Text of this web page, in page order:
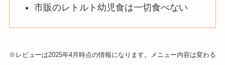
市販のレトルト幼児食は一切食べない
※レビューは2025年4月時点の情報になります。メニュー内容は変わる